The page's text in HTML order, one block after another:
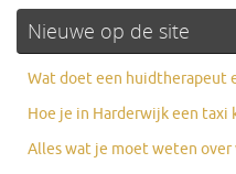
Nieuwe op de site
Wat doet een huidtherapeut
Hoe je in Harderwijk een
Alles wat je moet weten